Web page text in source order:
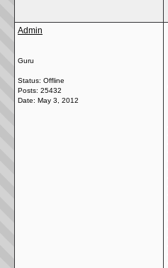
Admin
Guru
Status: Offline
Posts: 25432
Date: May 3, 2012